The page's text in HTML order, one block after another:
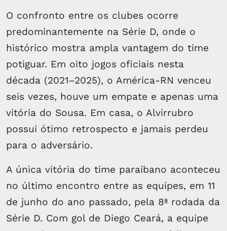
O confronto entre os clubes ocorre
predominantemente na Série D, onde o
histórico mostra ampla vantagem do time
potiguar. Em oito jogos oficiais nesta
década (2021–2025), o América-RN venceu
seis vezes, houve um empate e apenas uma
vitória do Sousa. Em casa, o Alvirrubro
possui ótimo retrospecto e jamais perdeu
para o adversário.
A única vitória do time paraibano aconteceu
no último encontro entre as equipes, em 11
de junho do ano passado, pela 8ª rodada da
Série D. Com gol de Diego Ceará, a equipe